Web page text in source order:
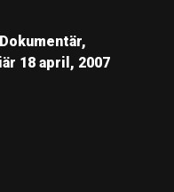
Dokumentär,
18 april, 2007